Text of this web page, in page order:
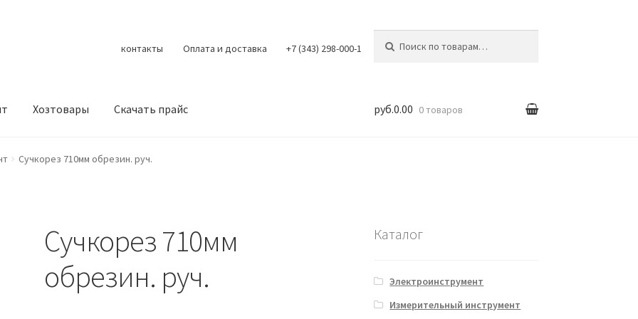
контакты Оплата и доставка +7 (343) 298-000-1
Хозтовары Скачать прайс
КонтактыКорзина Мой аккаунт
руб.0.00 0 товаров
Сучкорез 710мм обрезин. руч.
Сучкорез 710мм
обрезин. руч.
Каталог
Электроинструмент
Измерительный инструмент